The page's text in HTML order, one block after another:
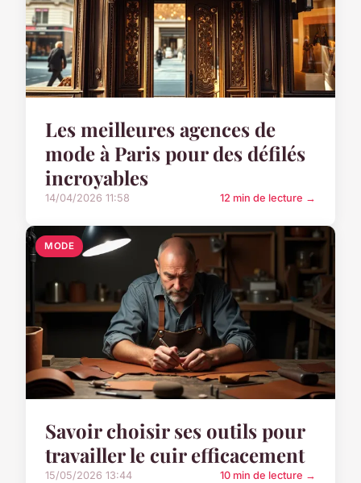
Les meilleures agences de
mode à Paris pour des défilés
incroyables
14/04/2026 11:58 12 min de lecture →
MODE
Savoir choisir ses outils pour
travailler le cuir efficacement
15/05/2026 13:44 10 min de lecture →